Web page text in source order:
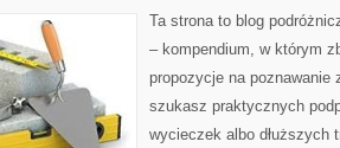
Ta strona to blog
– kompendium, w którym
propozycje na
szukasz praktycznych
wycieczek albo dłuższych